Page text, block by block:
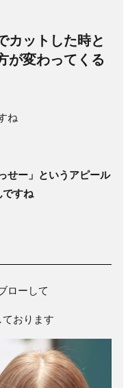
カットした時と
が変わってくる
ね
せー」というアピール
ですね
ローして
おります